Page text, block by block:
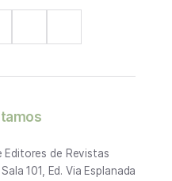
de Revistas
101, Ed. Via Esplanada